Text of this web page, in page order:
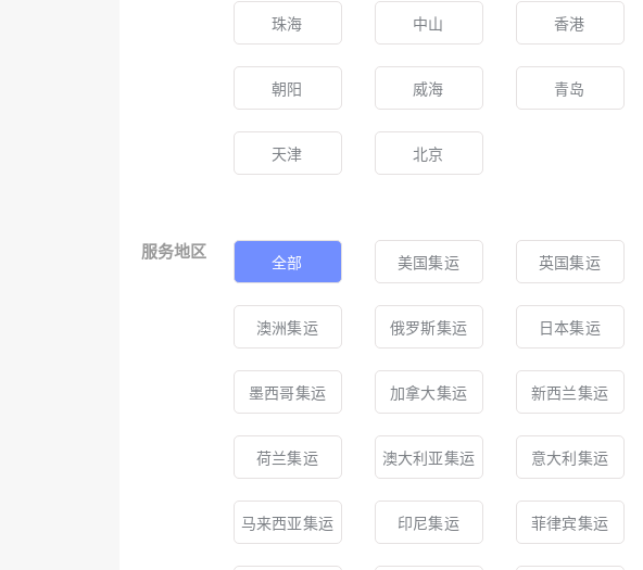
珠海 中山 香港
朝阳 威海 青岛
天津 北京
服务地区
全部 美国集运 英国集运
澳洲集运 俄罗斯集运 日本集运
墨西哥集运 加拿大集运 新西兰集运
荷兰集运 澳大利亚集运 意大利集运
马来西亚集运 印尼集运 菲律宾集运